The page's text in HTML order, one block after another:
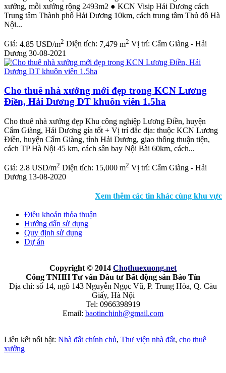
xưởng, mỗi xưởng rộng 2493m2 ● KCN Visip Hải Dương cách
Trung tâm Thành phố Hải Dương 10km, cách trung tâm Thủ đô Hà
Nội...
Giá: 4.85 USD/m2 Diện tích: 7,479 m2 Vị trí: Cẩm Giàng - Hải
Dương 30-08-2021
Cho thuê nhà xưởng mới đẹp trong KCN Lương
Điền, Hải Dương DT khuôn viên 1.5ha
Cho thuê nhà xưởng đẹp Khu công nghiệp Lương Điền, huyện
Cẩm Giàng, Hải Dương gía tốt + Vị trí đắc địa: thuộc KCN Lương
Điền, huyện Cẩm Giàng, tỉnh Hải Dương, giao thông thuận tiện,
cách TP Hà Nội 45 km, cách sân bay Nội Bài 60km, cách...
Giá: 2.8 USD/m2 Diện tích: 15,000 m2 Vị trí: Cẩm Giàng - Hải
Dương 13-08-2020
Xem thêm các tin khác cùng khu vực
Điều khoản thỏa thuận
Hướng dẩn sử dụng
Quy định sử dụng
Dự án
Copyright © 2014 Chothuexuong.net
Công TNHH Tư vấn Đầu tư Bất động sản Bảo Tín
Địa chỉ: số 14, ngõ 143 Nguyễn Ngọc Vũ, P. Trung Hòa, Q. Càu
Giấy, Hà Nội
Tel: 0966398919
Email: baotinchinh@gmail.com
Liên kết nổi bật: Nhà đất chính chủ, Thư viện nhà đất, cho thuê
xưởng